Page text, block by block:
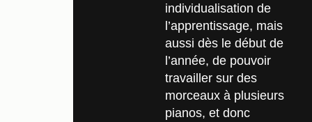
individualisation de
l’apprentissage, mais
aussi dès le début de
l’année, de pouvoir
travailler sur des
morceaux à plusieurs
pianos, et donc